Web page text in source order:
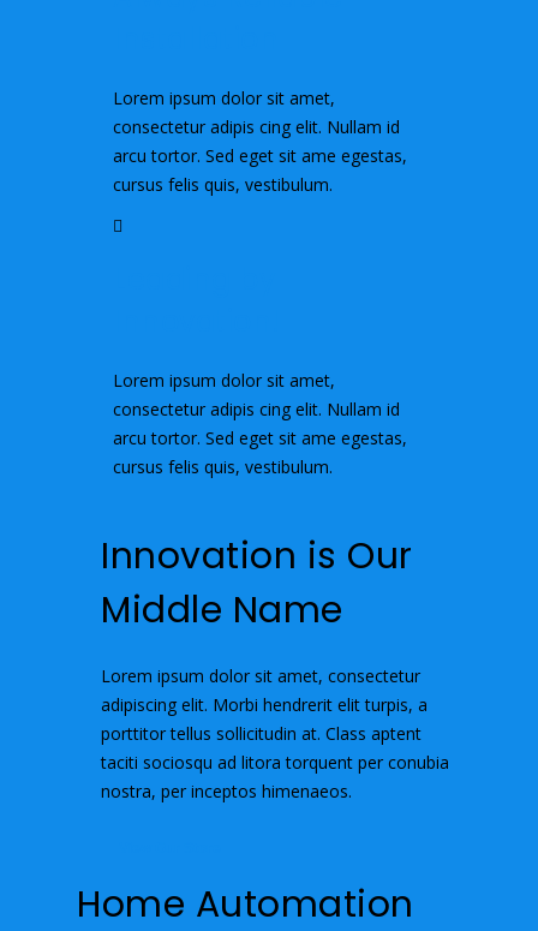
Lorem ipsum dolor sit amet,
consectetur adipis cing elit. Nullam id
arcu tortor. Sed eget sit ame egestas,
cursus felis quis, vestibulum.
Lorem ipsum dolor sit amet,
consectetur adipis cing elit. Nullam id
arcu tortor. Sed eget sit ame egestas,
cursus felis quis, vestibulum.
Innovation is Our
Middle Name
Lorem ipsum dolor sit amet, consectetur
adipiscing elit. Morbi hendrerit elit turpis, a
porttitor tellus sollicitudin at. Class aptent
taciti sociosqu ad litora torquent per conubia
nostra, per inceptos himenaeos.
Home Automation